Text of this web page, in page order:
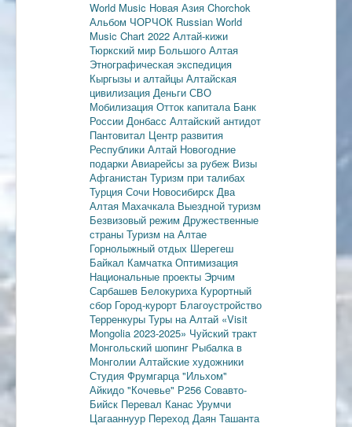
World Music Новая Азия Chorchok
Альбом ЧОРЧОК Russian World
Music Chart 2022 Алтай-кижи
Тюркский мир Большого Алтая
Этнографическая экспедиция
Кыргызы и алтайцы Алтайская
цивилизация Деньги СВО
Мобилизация Отток капитала Банк
России Донбасс Алтайский антидот
Пантовитал Центр развития
Республики Алтай Новогодние
подарки Авиарейсы за рубеж Визы
Афганистан Туризм при талибах
Турция Сочи Новосибирск Два
Алтая Махачкала Выездной туризм
Безвизовый режим Дружественные
страны Туризм на Алтае
Горнолыжный отдых Шерегеш
Байкал Камчатка Оптимизация
Национальные проекты Эрчим
Сарбашев Белокуриха Курортный
сбор Город-курорт Благоустройство
Терренкуры Туры на Алтай «Visit
Mongolia 2023-2025» Чуйский тракт
Монгольский шопинг Рыбалка в
Монголии Алтайские художники
Студия Фрумгарца "Ильхом"
Айкидо "Кочевье" Р256 Совавто-
Бийск Перевал Канас Урумчи
Цагааннуур Переход Даян Ташанта